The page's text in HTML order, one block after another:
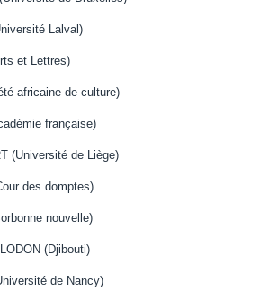
Lalval)
et Lettres)
africaine de culture)
française)
(Université de Liège)
des domptes)
nouvelle)
(Djibouti)
de Nancy)